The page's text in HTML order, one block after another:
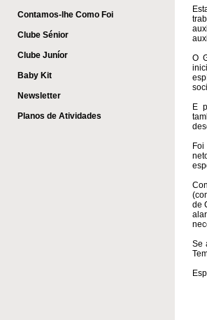
Contamos-lhe Como Foi
Clube Sénior
Clube Juníor
Baby Kit
Newsletter
Planos de Atividades
O
E
de
Se